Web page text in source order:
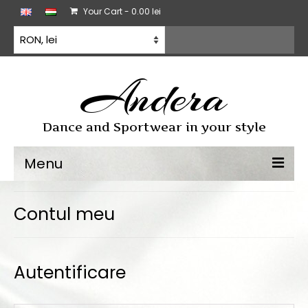
Your Cart- 0.00 lei
Andera
Dance and Sportwear in your style
Menu
Contul meu
Autentificare